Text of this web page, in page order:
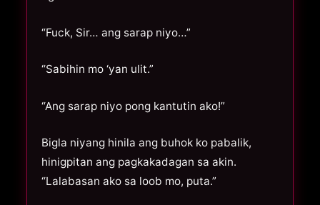
“Fuck, Sir… ang sarap niyo…”
“Sabihin mo ‘yan ulit.”
“Ang sarap niyo pong kantutin ako!”
Bigla niyang hinila ang buhok ko pabalik,
hinigpitan ang pagkakadagan sa akin.
“Lalabasan ako sa loob mo, puta.”